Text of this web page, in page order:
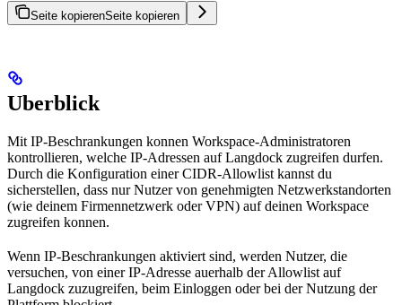
Seite kopierenSeite kopieren
Uberblick
Mit IP-Beschrankungen konnen Workspace-Administratoren
kontrollieren, welche IP-Adressen auf Langdock zugreifen durfen.
Durch die Konfiguration einer CIDR-Allowlist kannst du
sicherstellen, dass nur Nutzer von genehmigten Netzwerkstandorten
(wie deinem Firmennetzwerk oder VPN) auf deinen Workspace
zugreifen konnen.
Wenn IP-Beschrankungen aktiviert sind, werden Nutzer, die
versuchen, von einer IP-Adresse auerhalb der Allowlist auf
Langdock zuzugreifen, beim Einloggen oder bei der Nutzung der